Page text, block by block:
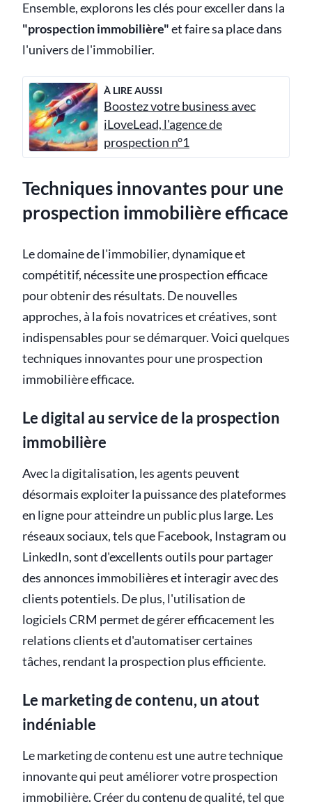
Ensemble, explorons les clés pour exceller dans la
"prospection immobilière"et faire sa place dans
l'univers de l'immobilier.
À LIRE AUSSI
Boostez votre business avec
iLoveLead, l'agence de
prospection n°1
Techniques innovantes pour une
prospection immobilière efficace
Le domaine de l'immobilier, dynamique et
compétitif, nécessite une prospection efficace
pour obtenir des résultats. De nouvelles
approches, à la fois novatrices et créatives, sont
indispensables pour se démarquer. Voici quelques
techniques innovantes pour une prospection
immobilière efficace.
Le digital au service de la prospection
immobilière
Avec la digitalisation, les agents peuvent
désormais exploiter la puissance des plateformes
en ligne pour atteindre un public plus large. Les
réseaux sociaux, tels que Facebook, Instagram ou
LinkedIn, sont d'excellents outils pour partager
des annonces immobilières et interagir avec des
clients potentiels. De plus, l'utilisation de
logiciels CRM permet de gérer efficacement les
relations clients et d'automatiser certaines
tâches, rendant la prospection plus efficiente.
Le marketing de contenu, un atout
indéniable
Le marketing de contenu est une autre technique
innovante qui peut améliorer votre prospection
immobilière. Créer du contenu de qualité, tel que